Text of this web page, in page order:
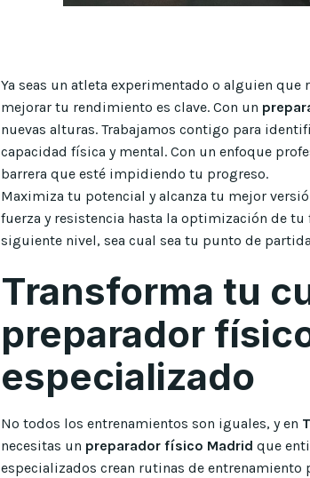
Ya seas un atleta experimentado o alguien
mejorar tu rendimiento es clave. Con un
nuevas alturas. Trabajamos contigo para
capacidad física y mental. Con un enfoque
barrera que esté impidiendo tu progreso.
Maximiza tu potencial y alcanza tu mejor
fuerza y resistencia hasta la optimización de
siguiente nivel, sea cual sea tu punto de
Transforma tu
preparador
especializado
No todos los entrenamientos son iguales, y en
necesitas un preparador físico Madrid que
especializados crean rutinas de entrenamiento